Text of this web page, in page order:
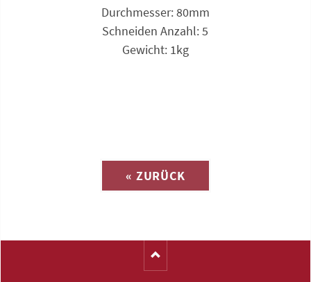
Durchmesser: 80mm
Schneiden Anzahl: 5
Gewicht: 1kg
« ZURÜCK